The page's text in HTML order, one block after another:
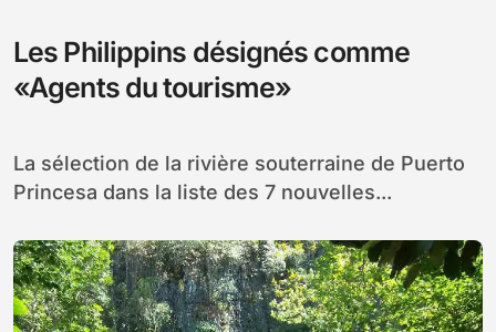
Les Philippins désignés comme
«Agents du tourisme»
La sélection de la rivière souterraine de Puerto
Princesa dans la liste des 7 nouvelles...